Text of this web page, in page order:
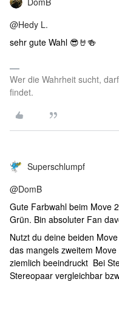
@Hedy L.
sehr gute Wahl 😎🤘🍻
Wer die Wahrheit sucht,
findet.
Superschlumpf
@DomB
Gute Farbwahl beim Move
Grün. Bin absoluter Fan
Nutzt du deine beiden
das mangels zweitem
ziemlich beeindruckt Bei
Stereopaar vergleichbar